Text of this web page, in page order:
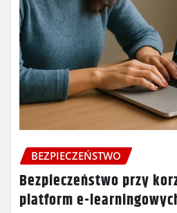
BEZPIECZEŃSTWO
Bezpieczeństwo przy
platform e-